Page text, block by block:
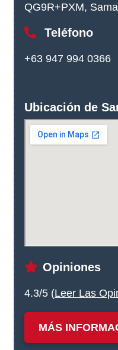
QG9R+PXM,
Teléfono
+63 947 994 0366
Ubicación de
Opiniones
4.3/5 (Leer Las
MÁS